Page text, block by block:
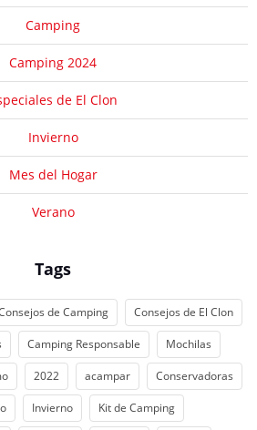
Camping
Camping 2024
de El Clon
Invierno
Mes del Hogar
Verano
Tags
de Camping Consejos de El Clon
Camping Responsable Mochilas
2022 acampar Conservadoras
Invierno Kit de Camping